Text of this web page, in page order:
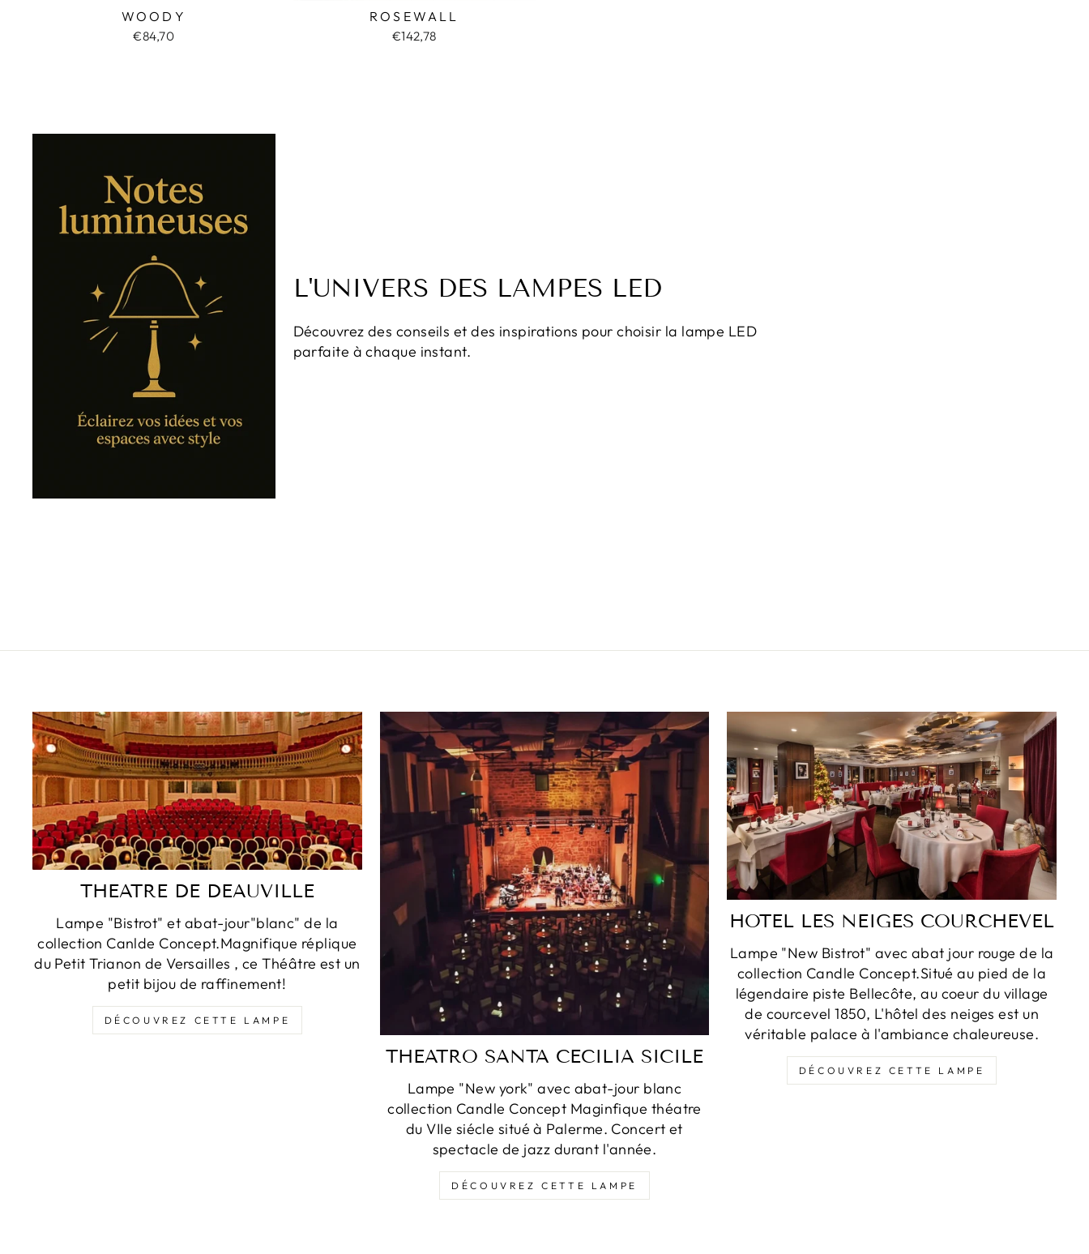
WOODY
€84,70
ROSEWALL
€142,78
L'UNIVERS DES LAMPES LED
Découvrez des conseils et des inspirations pour choisir la lampe LED
parfaite à chaque instant.
THEATRE DE DEAUVILLE
Lampe "Bistrot" et abat-jour"blanc" de la
collection Canlde Concept.Magnifique réplique
du Petit Trianon de Versailles , ce Théâtre est un
petit bijou de raffinement!
DÉCOUVREZ CETTE LAMPE
THEATRO SANTA CECILIA SICILE
Lampe "New york" avec abat-jour blanc
collection Candle Concept Maginfique théatre
du VIIe siécle situé à Palerme. Concert et
spectacle de jazz durant l'année.
DÉCOUVREZ CETTE LAMPE
HOTEL LES NEIGES COURCHEVEL
Lampe "New Bistrot" avec abat jour rouge de la
collection Candle Concept.Situé au pied de la
légendaire piste Bellecôte, au coeur du village
de courcevel 1850, L'hôtel des neiges est un
véritable palace à l'ambiance chaleureuse.
DÉCOUVREZ CETTE LAMPE